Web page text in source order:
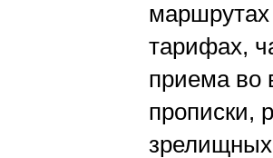
маршрутах
тарифах,
приема во
прописки,